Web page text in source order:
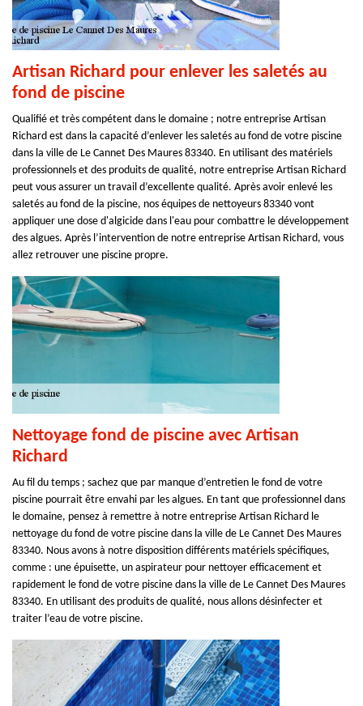
Artisan Richard pour enlever les saletés au
fond de piscine
Qualifié et très compétent dans le domaine ; notre entreprise Artisan
Richard est dans la capacité d’enlever les saletés au fond de votre piscine
dans la ville de Le Cannet Des Maures 83340. En utilisant des matériels
professionnels et des produits de qualité, notre entreprise Artisan Richard
peut vous assurer un travail d’excellente qualité. Après avoir enlevé les
saletés au fond de la piscine, nos équipes de nettoyeurs 83340 vont
appliquer une dose d'algicide dans l'eau pour combattre le développement
des algues. Après l’intervention de notre entreprise Artisan Richard, vous
allez retrouver une piscine propre.
Nettoyage fond de piscine avec Artisan
Richard
Au fil du temps ; sachez que par manque d’entretien le fond de votre
piscine pourrait être envahi par les algues. En tant que professionnel dans
le domaine, pensez à remettre à notre entreprise Artisan Richard le
nettoyage du fond de votre piscine dans la ville de Le Cannet Des Maures
83340. Nous avons à notre disposition différents matériels spécifiques,
comme : une épuisette, un aspirateur pour nettoyer efficacement et
rapidement le fond de votre piscine dans la ville de Le Cannet Des Maures
83340. En utilisant des produits de qualité, nous allons désinfecter et
traiter l’eau de votre piscine.